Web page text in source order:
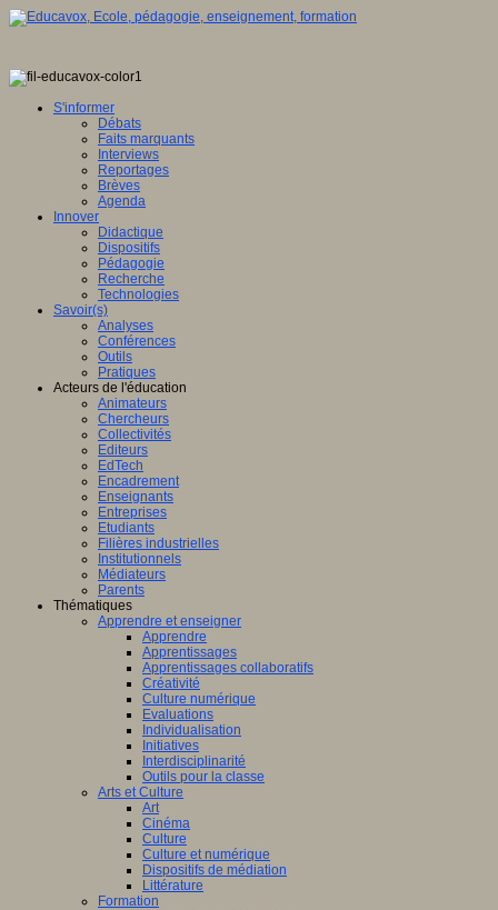
S'informer
Débats
Faits marquants
Interviews
Reportages
Brèves
Agenda
Innover
Didactique
Dispositifs
Pédagogie
Recherche
Technologies
Savoir(s)
Analyses
Conférences
Outils
Pratiques
Acteurs de l'éducation
Animateurs
Chercheurs
Collectivités
Editeurs
EdTech
Encadrement
Enseignants
Entreprises
Etudiants
Filières industrielles
Institutionnels
Médiateurs
Parents
Thématiques
Apprendre et enseigner
Apprendre
Apprentissages
Apprentissages collaboratifs
Créativité
Culture numérique
Evaluations
Individualisation
Initiatives
Interdisciplinarité
Outils pour la classe
Arts et Culture
Art
Cinéma
Culture
Culture et numérique
Dispositifs de médiation
Littérature
Formation